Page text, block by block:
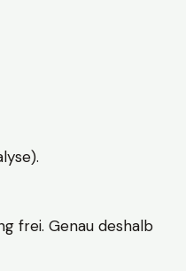
frei. Genau deshalb